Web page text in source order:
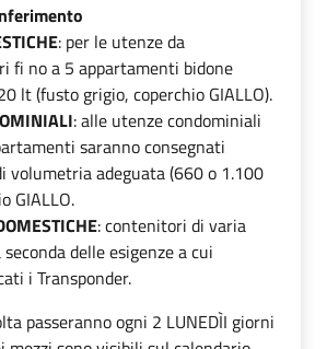
: per le utenze da
fi no a 5 appartamenti bidone
lt (fusto grigio, coperchio GIALLO).
: alle utenze condominiali
saranno consegnati
adeguata (660 o 1.100
GIALLO.
: contenitori di varia
delle esigenze a cui
i Transponder.
passeranno ogni 2 LUNEDÌI giorni